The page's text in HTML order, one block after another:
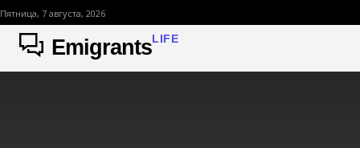
Пятница, 7 августа, 2026
EmigrantsLIFE